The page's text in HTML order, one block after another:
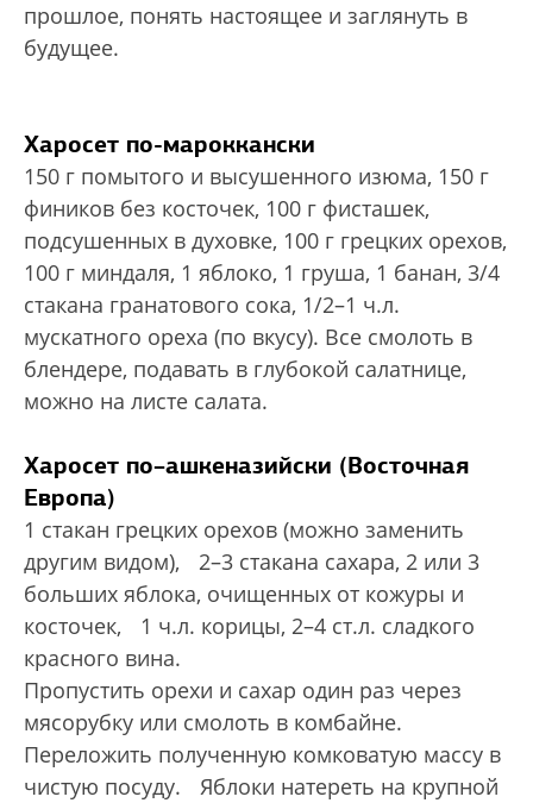
прошлое, понять настоящее и заглянуть в
будущее.
Харосет по-мароккански
150 г помытого и высушенного изюма, 150 г
фиников без косточек, 100 г фисташек,
подсушенных в духовке, 100 г грецких орехов,
100 г миндаля, 1 яблоко, 1 груша, 1 банан, 3/4
стакана гранатового сока, 1/2–1 ч.л.
мускатного ореха (по вкусу). Все смолоть в
блендере, подавать в глубокой салатнице,
можно на листе салата.
Харосет по–ашкеназийски (Восточная
Европа)
1 стакан грецких орехов (можно заменить
другим видом), 2–3 стакана сахара, 2 или 3
больших яблока, очищенных от кожуры и
косточек, 1 ч.л. корицы, 2–4 ст.л. сладкого
красного вина.
Пропустить орехи и сахар один раз через
мясорубку или смолоть в комбайне.
Переложить полученную комковатую массу в
чистую посуду. Яблоки натереть на крупной